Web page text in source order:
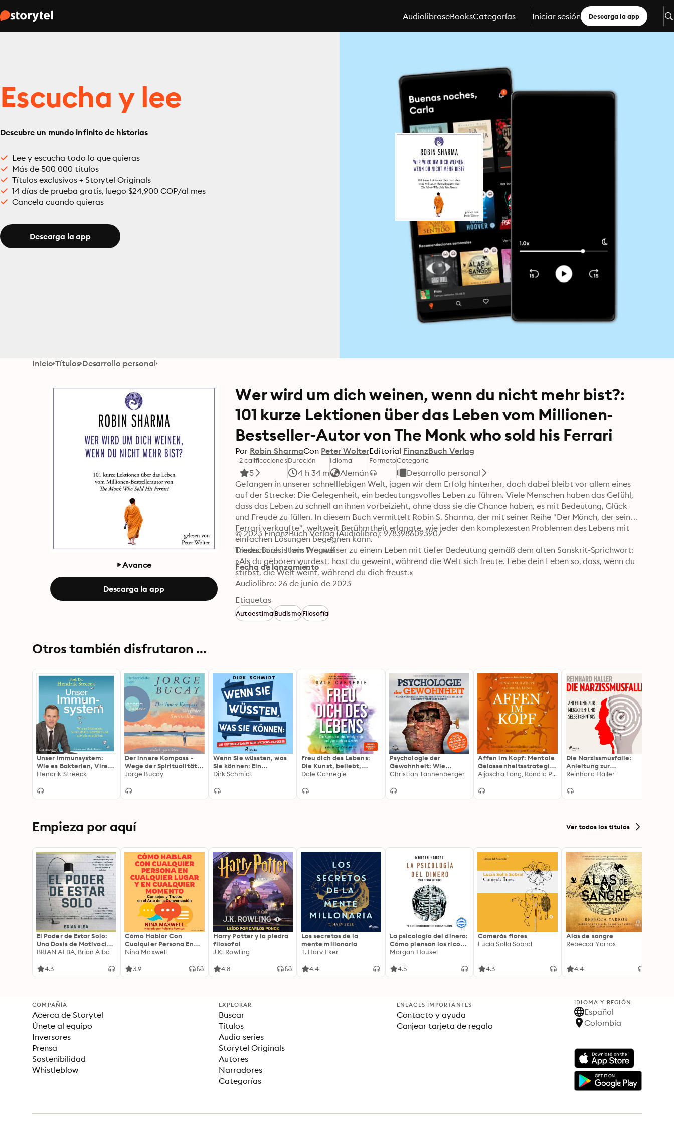
AudiolibroseBooksCategorías Iniciar sesión Descarga la app
Escucha y lee
Descubre un mundo infinito de historias
Lee y escucha todo lo que quieras
Más de 500 000 títulos
Títulos exclusivos + Storytel Originals
14 días de prueba gratis, luego $24,900 COP/al mes
Cancela cuando quieras
Descarga la app
Inicio Títulos Desarrollo personal
Avance
Descarga la app
Wer wird um dich weinen, wenn du nicht mehr bist?:
101 kurze Lektionen über das Leben vom Millionen-
Bestseller-Autor von The Monk who sold his Ferrari
Por Robin SharmaCon Peter WolterEditorial FinanzBuch Verlag
2 calificaciones
5
Duración
4 h 34 m
Idioma
Alemán
FormatoCategoría
Desarrollo personal
Gefangen in unserer schnelllebigen Welt, jagen wir dem Erfolg hinterher, doch dabei bleibt vor allem eines
auf der Strecke: Die Gelegenheit, ein bedeutungsvolles Leben zu führen. Viele Menschen haben das Gefühl,
dass das Leben zu schnell an ihnen vorbeizieht, ohne dass sie die Chance haben, es mit Bedeutung, Glück
und Freude zu füllen. In diesem Buch vermittelt Robin S. Sharma, der mit seiner Reihe "Der Mönch, der seinen
Ferrari verkaufte", weltweit Berühmtheit erlangte, wie jeder den komplexesten Problemen des Lebens mit
einfachen Lösungen begegnen kann.
Dieses Buch ist ein Wegweiser zu einem Leben mit tiefer Bedeutung gemäß dem alten Sanskrit-Sprichwort:
»Als du geboren wurdest, hast du geweint, während die Welt sich freute. Lebe dein Leben so, dass, wenn du
stirbst, die Welt weint, während du dich freust.«
© 2023 FinanzBuch Verlag (Audiolibro): 9783986093907
Traductores: Hans Freundl
Fecha de lanzamiento
Audiolibro: 26 de junio de 2023
Etiquetas
AutoestimaBudismoFilosofía
Otros también disfrutaron ...
Unser Immunsystem:
Wie es Bakterien, Viren
& Co. abwehrt und wie
Hendrik Streeck
Der innere Kompass -
Wege der Spiritualität
(Gekürzte Fassung)
Jorge Bucay
Wenn Sie wüssten, was
Sie können: Ein
unterhaltsamer
Dirk Schmidt
Freu dich des Lebens:
Die Kunst, beliebt,
erfolgreich und
Dale Carnegie
Psychologie der
Gewohnheit: Wie
Gewohnheiten
Sie Ihr Leben dauerhaft
Christian Tannenberger
Affen im Kopf: Mentale
Gelassenheitsstrategie
n für einen ruhigen
Aljoscha Long, Ronald Pierre Schweppe
Die Narzissmusfalle:
Anleitung zur
Menschen- und
Reinhard Haller
Empieza por aquí Ver todos los títulos
El Poder de Estar Solo:
Una Dosis de Motivación
Acompañada de Ideas
una Vida Mejor
BRIAN ALBA, Brian Alba
4.3
Cómo Hablar Con
Cualquier Persona En
Cualquier Lugar Y En
Nina Maxwell
3.9
Harry Potter y la piedra
filosofal
J.K. Rowling
4.8
Los secretos de la
mente millonaria
T. Harv Eker
4.4
La psicología del dinero:
Cómo piensan los ricos:
18 claves imperecederas
Morgan Housel
4.5
Comerás flores
Lucía Solla Sobral
4.3
Alas de sangre
Rebecca Yarros
4.4
COMPAÑÍA
Acerca de Storytel
Únete al equipo
Inversores
Prensa
Sostenibilidad
Whistleblow
EXPLORAR
Buscar
Títulos
Audio series
Storytel Originals
Autores
Narradores
Categorías
ENLACES IMPORTANTES
Contacto y ayuda
Canjear tarjeta de regalo
IDIOMA Y REGIÓN
Español
Colombia